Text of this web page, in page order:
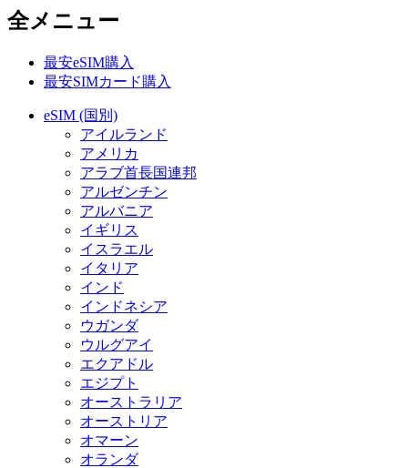
全メニュー
最安eSIM購入
最安SIMカード購入
eSIM (国別)
アイルランド
アメリカ
アラブ首長国連邦
アルゼンチン
アルバニア
イギリス
イスラエル
イタリア
インド
インドネシア
ウガンダ
ウルグアイ
エクアドル
エジプト
オーストラリア
オーストリア
オマーン
オランダ